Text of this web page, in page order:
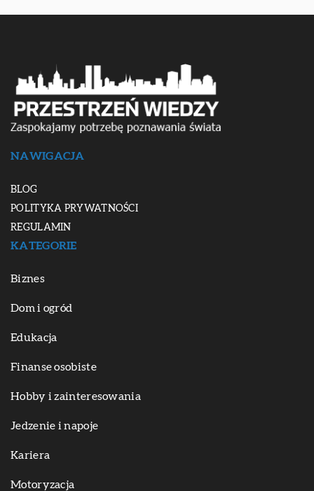
NAWIGACJA
BLOG
POLITYKA PRYWATNOŚCI
REGULAMIN
KATEGORIE
Biznes
Dom i ogród
Edukacja
Finanse osobiste
Hobby i zainteresowania
Jedzenie i napoje
Kariera
Motoryzacja